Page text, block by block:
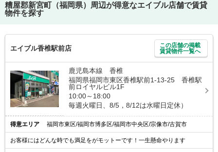
糟屋郡新宮町（福岡県）
周辺が得意なエイブル店舗で賃貸
物件を探す
エイブル香椎駅前店
この店舗の掲載
賃貸物件一覧へ
鹿児島本線 香椎
福岡県福岡市東区香椎駅前1-13-25 香椎駅
前ロイヤルビル1F
10:00～18:00
毎週火曜日、8/5，8/12は水曜日定休）
得意エリア 福岡市東区/福岡市博多区/福岡市中央区/宗像市/古賀市
お客様にはどんな時でも満足をがモットーです！一生懸命やります